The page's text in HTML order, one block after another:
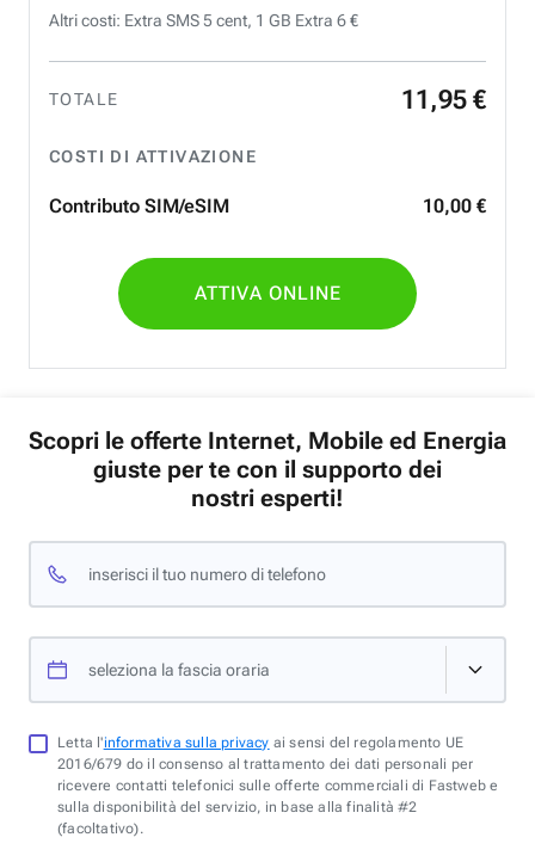
Altri costi: Extra SMS 5 cent, 1 GB Extra 6 €
TOTALE 11 ,95 €
COSTI DI ATTIVAZIONE
Contributo SIM/eSIM 10,00 €
ATTIVA ONLINE
Scopri le offerte Internet, Mobile ed Energia
giuste per te con il supporto dei
nostri esperti!
inserisci il tuo numero di telefono
seleziona la fascia oraria
Letta l'informativa sulla privacy ai sensi del regolamento UE
2016/679 do il consenso al trattamento dei dati personali per
ricevere contatti telefonici sulle offerte commerciali di Fastweb e
sulla disponibilità del servizio, in base alla finalità #2
(facoltativo).